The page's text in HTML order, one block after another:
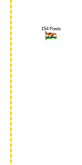
154 Posts